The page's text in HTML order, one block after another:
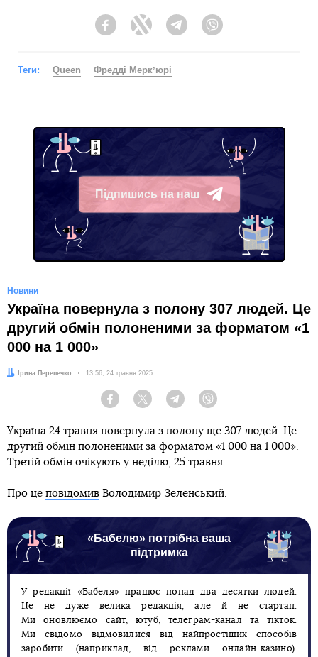
FacebookTwitter Telegram
Теги: Queen Фредді Меркʼюрі
Підпишись на наш
Telegram
Новини
Україна повернула з полону 307 людей. Це
другий обмін полоненими за форматом «1
000 на 1 000»
Автор:Ірина Перепечко Дата:
13:56, 24 травня 2025
Facebook Twitter Telegram
Україна 24 травня повернула з полону ще 307 людей. Це
другий обмін полоненими за форматом «1 000 на 1 000».
Третій обмін очікують у неділю, 25 травня.
Про це повідомив Володимир Зеленський.
«Бабелю» потрібна ваша
підтримка
У редакції «Бабеля» працює понад два десятки людей.
Це не дуже велика редакція, але й не стартап.
Ми оновлюємо сайт, ютуб, телеграм-канал та тікток.
Ми свідомо відмовилися від найпростіших способів
заробити (наприклад, від реклами онлайн-казино).